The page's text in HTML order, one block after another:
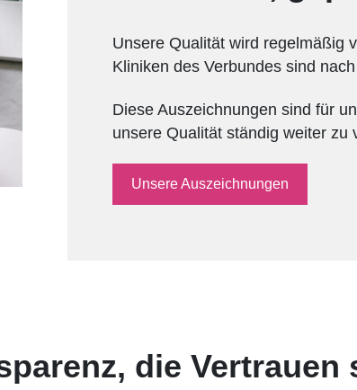
Unsere Qualität wird regelmäßig
Kliniken des Verbundes sind
Diese Auszeichnungen sind für
unsere Qualität ständig weiter zu
Unsere Auszeichnungen
die Vertrauen